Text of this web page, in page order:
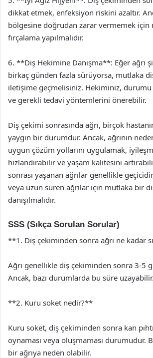
dikkat etmek, enfeksiyon riskini azaltır.
bölgesine doğrudan zarar vermemek için
fırçalama yapılmalıdır.
6. **Diş Hekimine Danışma**: Eğer ağrı
birkaç günden fazla sürüyorsa, mutlaka
iletişime geçmelisiniz. Hekiminiz,
ve gerekli tedavi yöntemlerini önerebilir.
Diş çekimi sonrasında ağrı, birçok
yaygın bir durumdur. Ancak, ağrının
uygun çözüm yollarını uygulamak,
hızlandırabilir ve yaşam kalitesini
sonrası yaşanan ağrılar genellikle
veya uzun süren ağrılar için mutlaka bir
danışılmalıdır.
SSS (Sıkça Sorulan Sorular)
**1. Diş çekiminden sonra ağrı ne kadar
Ağrı genellikle diş çekiminden sonra 3-5
Ancak, bazı durumlarda bu süre uzayabilir.
**2. Kuru soket nedir?**
Kuru soket, diş çekiminden sonra kan
oynaması veya oluşmaması durumudur.
bir ağrıya neden olabilir.